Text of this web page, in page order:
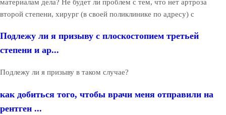
материалам дела? Не будет ли проблем с тем, что нет артроза
второй степени, хирург (в своей поликлинике по адресу) с
Подлежу ли я призыву с плоскостопием третьей
степени и ар...
Подлежу ли я призыву в таком случае?
как добиться того, чтобы врачи меня отправили на
рентген ...